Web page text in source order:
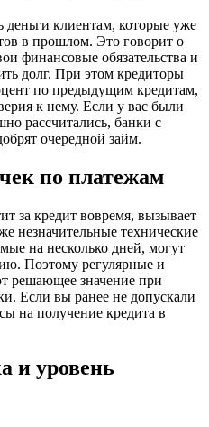
клиентам, которые уже
в прошлом. Это говорит о
финансовые обязательства и
долг. При этом кредиторы
по предыдущим кредитам,
к нему. Если у вас были
рассчитались, банки с
очередной займ.
по платежам
за кредит вовремя, вызывает
незначительные технические
на несколько дней, могут
Поэтому регулярные и
решающее значение при
Если вы ранее не допускали
на получение кредита в
и уровень